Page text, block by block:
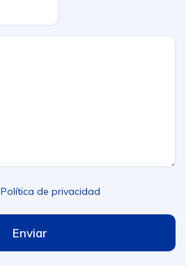
Política de privacidad
Enviar